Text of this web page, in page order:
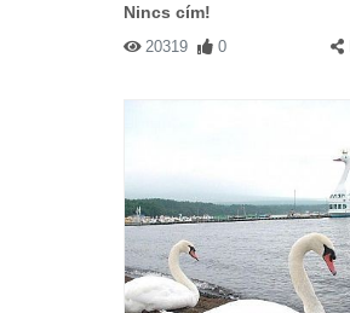
Nincs cím!
20319 0